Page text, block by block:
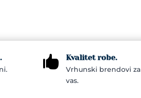
 Kvalitet robe.
Vrhunski brendovi za
vas.